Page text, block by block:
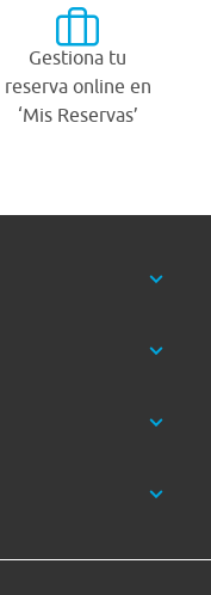
Gestiona tu
reserva online en
‘Mis Reservas’